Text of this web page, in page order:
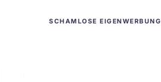
SCHAMLOSE EIGENWERBUNG